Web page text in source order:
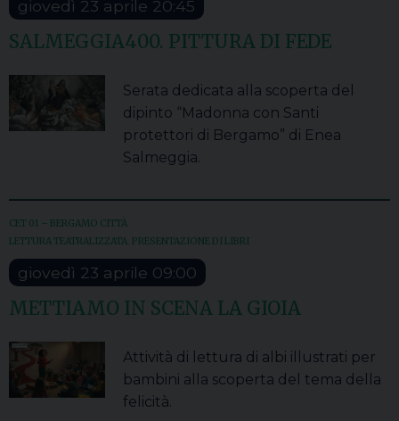
giovedì 23 aprile 20:45
SALMEGGIA400. PITTURA DI FEDE
Serata dedicata alla scoperta del
dipinto “Madonna con Santi
protettori di Bergamo” di Enea
Salmeggia.
CET 01 – BERGAMO CITTÀ
LETTURA TEATRALIZZATA PRESENTAZIONE DI LIBRI
giovedì 23 aprile 09:00
METTIAMO IN SCENA LA GIOIA
Attività di lettura di albi illustrati per
bambini alla scoperta del tema della
felicità.